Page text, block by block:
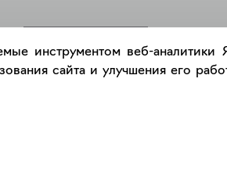
инструментом веб-аналитики
сайта и улучшения его